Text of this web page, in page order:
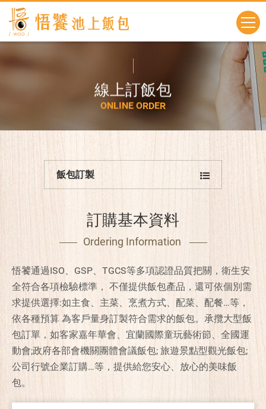
線上訂飯包
ONLINE ORDER
飯包訂製
訂購基本資料
Ordering Information
悟饕通過ISO、GSP、TGCS等多項認證品質把關，衛生安
全符合各項檢驗標準， 不僅提供飯包產品，還可依個別需
求提供選擇:如主食、主菜、烹煮方式、配菜、配餐…等，
依各種預算 為客戶量身訂製符合需求的飯包。承攬大型飯
包訂單，如客家嘉年華會、宜蘭國際童玩藝術節、全國運
動會;政府各部會機關團體會議飯包; 旅遊景點型觀光飯包;
公司行號企業訂購…等，提供給您安心、放心的美味飯
包。